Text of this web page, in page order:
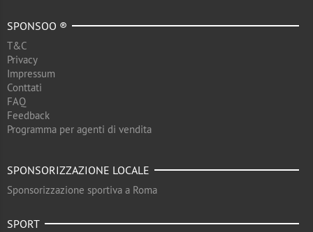
SPONSOO ®
T&C
Privacy
Impressum
Conttati
FAQ
Feedback
Programma per agenti di vendita
SPONSORIZZAZIONE LOCALE
Sponsorizzazione sportiva a Roma
SPORT